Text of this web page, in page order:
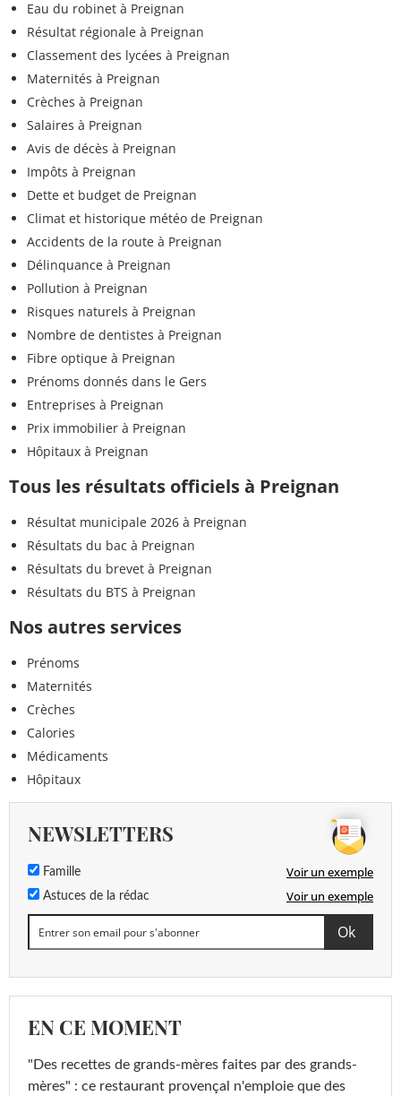
Eau du robinet à Preignan
Résultat régionale à Preignan
Classement des lycées à Preignan
Maternités à Preignan
Crèches à Preignan
Salaires à Preignan
Avis de décès à Preignan
Impôts à Preignan
Dette et budget de Preignan
Climat et historique météo de Preignan
Accidents de la route à Preignan
Délinquance à Preignan
Pollution à Preignan
Risques naturels à Preignan
Nombre de dentistes à Preignan
Fibre optique à Preignan
Prénoms donnés dans le Gers
Entreprises à Preignan
Prix immobilier à Preignan
Hôpitaux à Preignan
Tous les résultats officiels à Preignan
Résultat municipale 2026 à Preignan
Résultats du bac à Preignan
Résultats du brevet à Preignan
Résultats du BTS à Preignan
Nos autres services
Prénoms
Maternités
Crèches
Calories
Médicaments
Hôpitaux
NEWSLETTERS
Famille Voir un exemple
Astuces de la rédac Voir un exemple
EN CE MOMENT
"Des recettes de grands-mères faites par des grands-
mères" : ce restaurant provençal n'emploie que des